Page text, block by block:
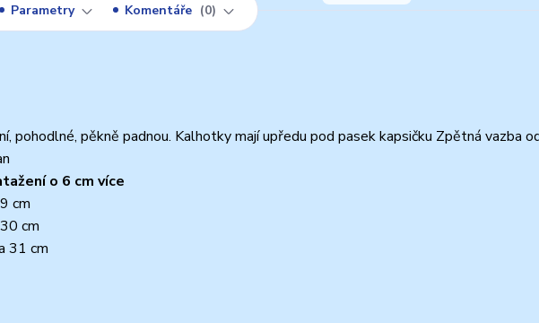
Parametry Komentáře 0
pohodlné, pěkně padnou. Kalhotky mají upředu pod pasek kapsičku Zpětná vazba
o 6 cm více
cm
cm
31 cm